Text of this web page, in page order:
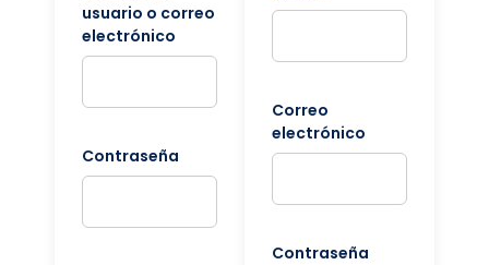
usuario o correo
electrónico
Contraseña
Correo
electrónico
Contraseña